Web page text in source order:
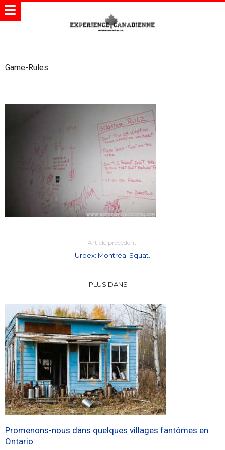
Game-Rules
Article précédent
Urbex: Montréal Squat.
PLUS DANS
Promenons-nous dans quelques villages fantômes en
Ontario